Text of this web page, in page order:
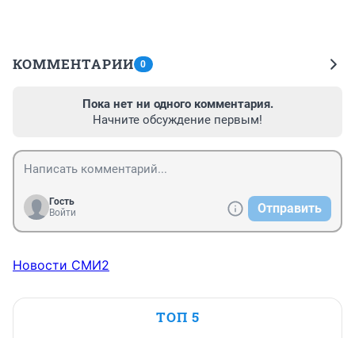
КОММЕНТАРИИ 0
Пока нет ни одного комментария.
Начните обсуждение первым!
Гость
Войти
Отправить
Новости СМИ2
ТОП 5